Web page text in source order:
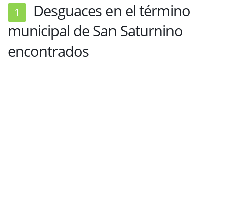
1 Desguaces en el término
municipal de San Saturnino
encontrados